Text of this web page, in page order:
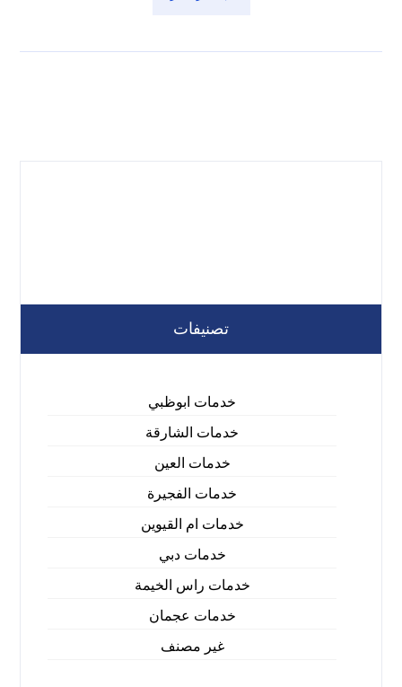
تصنيفات
خدمات ابوظبي
خدمات الشارقة
خدمات العين
خدمات الفجيرة
خدمات ام القيوين
خدمات دبي
خدمات راس الخيمة
خدمات عجمان
غير مصنف